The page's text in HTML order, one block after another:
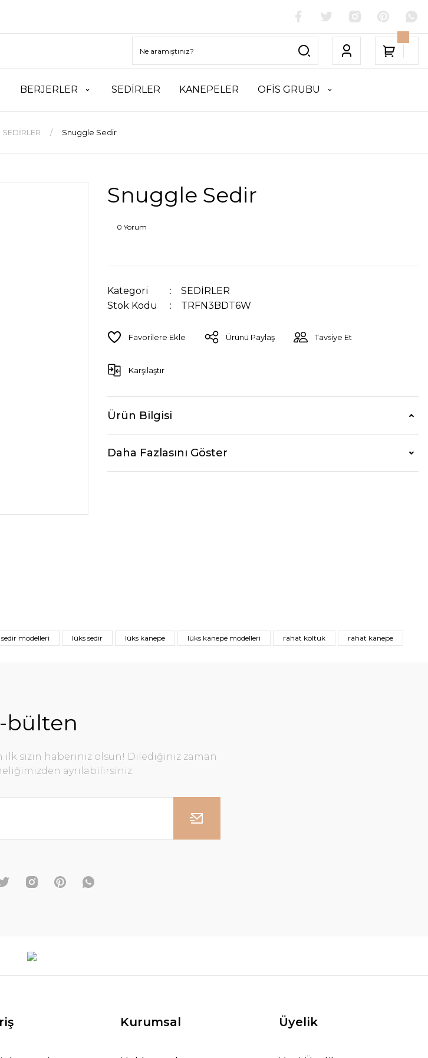
BERJERLER SEDİRLER KANEPELER OFİS GRUBU
SEDİRLER Snuggle Sedir
Snuggle Sedir
0 Yorum
Kategori
SEDİRLER
Stok Kodu
TRFN3BDT6W
Ürünü Paylaş Tavsiye Et
Karşılaştır
Ürün Bilgisi
Daha Fazlasını Göster
modelleri lüks sedir lüks kanepe lüks kanepe modelleri rahat koltuk rahat kanepe
bülten
ilk sizin haberiniz olsun! Dilediğiniz zaman
ayrılabilirsiniz.
Kurumsal Üyelik